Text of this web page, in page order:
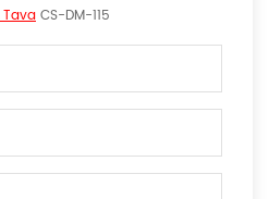
Tava CS-DM-115